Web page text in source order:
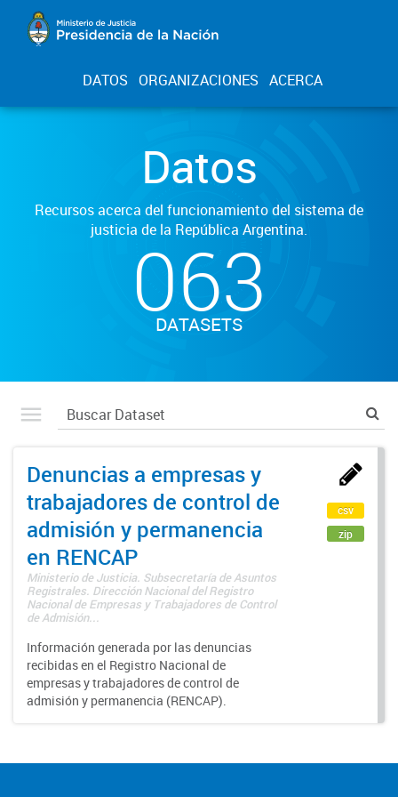
DATOS ORGANIZACIONES ACERCA
Datos
Recursos acerca del funcionamiento del sistema de
justicia de la República Argentina.
063
DATASETS
Denuncias a empresas y
trabajadores de control de
admisión y permanencia
en RENCAP
Ministerio de Justicia. Subsecretaría de Asuntos
Registrales. Dirección Nacional del Registro
Nacional de Empresas y Trabajadores de Control
de Admisión...
Información generada por las denuncias
recibidas en el Registro Nacional de
empresas y trabajadores de control de
admisión y permanencia (RENCAP).
csv
zip